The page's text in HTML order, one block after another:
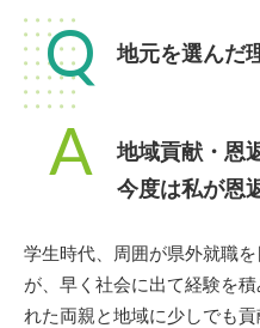
Q 地元を選んだ
A
地域貢献・恩
今度は私が恩
学生時代、周囲が県外就職
が、早く社会に出て経験を
れた両親と地域に少しでも